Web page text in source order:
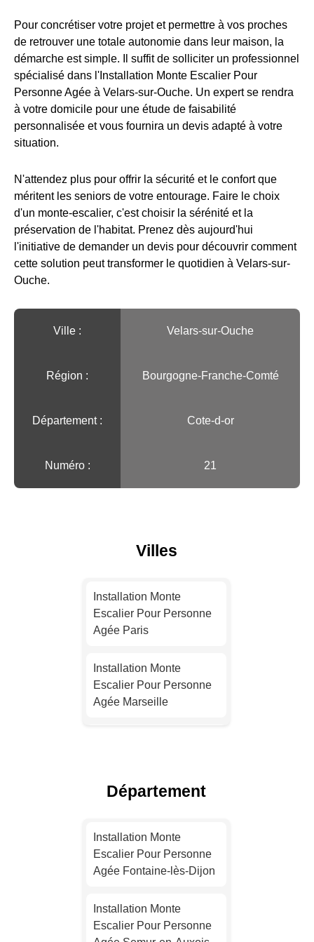
Pour concrétiser votre projet et permettre à vos proches
de retrouver une totale autonomie dans leur maison, la
démarche est simple. Il suffit de solliciter un professionnel
spécialisé dans l'Installation Monte Escalier Pour
Personne Agée à Velars-sur-Ouche. Un expert se rendra
à votre domicile pour une étude de faisabilité
personnalisée et vous fournira un devis adapté à votre
situation.
N'attendez plus pour offrir la sécurité et le confort que
méritent les seniors de votre entourage. Faire le choix
d'un monte-escalier, c'est choisir la sérénité et la
préservation de l'habitat. Prenez dès aujourd'hui
l'initiative de demander un devis pour découvrir comment
cette solution peut transformer le quotidien à Velars-sur-
Ouche.
Ville :️ Velars-sur-Ouche
Région :️ Bourgogne-Franche-Comté
Département : Cote-d-or
Numéro : 21
Villes
Installation Monte
Escalier Pour Personne
Agée Paris
Installation Monte
Escalier Pour Personne
Agée Marseille
Département
Installation Monte
Escalier Pour Personne
Agée Fontaine-lès-Dijon
Installation Monte
Escalier Pour Personne